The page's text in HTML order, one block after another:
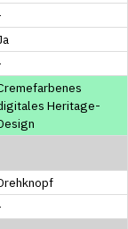
Heritage-